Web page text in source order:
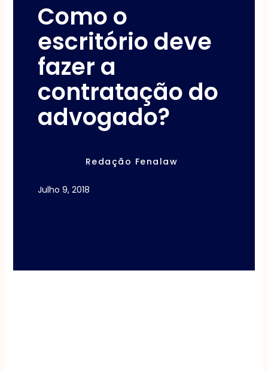
Como o
escritório deve
fazer a
contratação do
advogado?
Redação Fenalaw
Julho 9, 2018